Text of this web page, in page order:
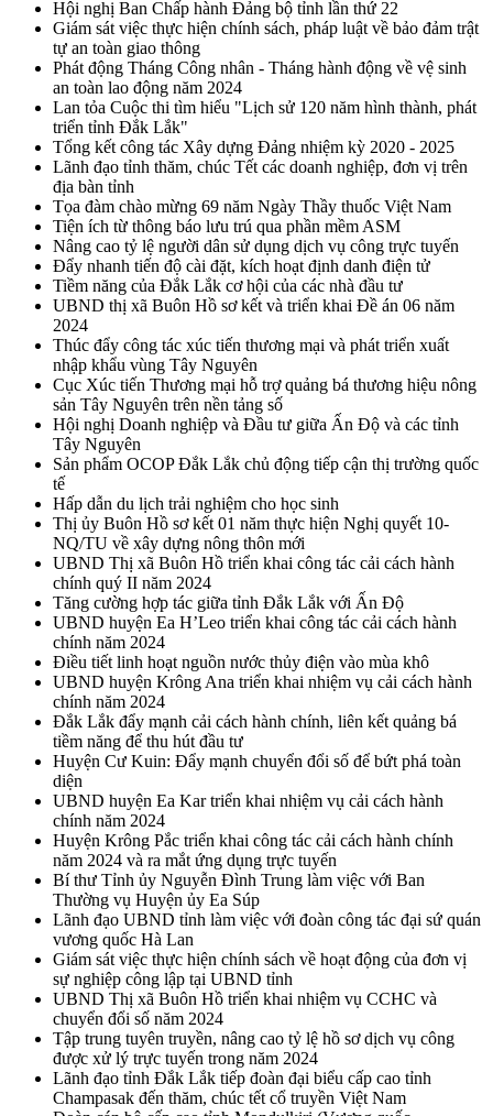
Hội nghị Ban Chấp hành Đảng bộ tỉnh lần thứ 22
Giám sát việc thực hiện chính sách, pháp luật về bảo đảm trật
tự an toàn giao thông
Phát động Tháng Công nhân - Tháng hành động về vệ sinh
an toàn lao động năm 2024
Lan tỏa Cuộc thi tìm hiểu "Lịch sử 120 năm hình thành, phát
triển tỉnh Đắk Lắk"
Tổng kết công tác Xây dựng Đảng nhiệm kỳ 2020 - 2025
Lãnh đạo tỉnh thăm, chúc Tết các doanh nghiệp, đơn vị trên
địa bàn tỉnh
Tọa đàm chào mừng 69 năm Ngày Thầy thuốc Việt Nam
Tiện ích từ thông báo lưu trú qua phần mềm ASM
Nâng cao tỷ lệ người dân sử dụng dịch vụ công trực tuyến
Đẩy nhanh tiến độ cài đặt, kích hoạt định danh điện tử
Tiềm năng của Đắk Lắk cơ hội của các nhà đầu tư
UBND thị xã Buôn Hồ sơ kết và triển khai Đề án 06 năm
2024
Thúc đẩy công tác xúc tiến thương mại và phát triển xuất
nhập khẩu vùng Tây Nguyên
Cục Xúc tiến Thương mại hỗ trợ quảng bá thương hiệu nông
sản Tây Nguyên trên nền tảng số
Hội nghị Doanh nghiệp và Đầu tư giữa Ấn Độ và các tỉnh
Tây Nguyên
Sản phẩm OCOP Đắk Lắk chủ động tiếp cận thị trường quốc
tế
Hấp dẫn du lịch trải nghiệm cho học sinh
Thị ủy Buôn Hồ sơ kết 01 năm thực hiện Nghị quyết 10-
NQ/TU về xây dựng nông thôn mới
UBND Thị xã Buôn Hồ triển khai công tác cải cách hành
chính quý II năm 2024
Tăng cường hợp tác giữa tỉnh Đắk Lắk với Ấn Độ
UBND huyện Ea H’Leo triển khai công tác cải cách hành
chính năm 2024
Điều tiết linh hoạt nguồn nước thủy điện vào mùa khô
UBND huyện Krông Ana triển khai nhiệm vụ cải cách hành
chính năm 2024
Đắk Lắk đẩy mạnh cải cách hành chính, liên kết quảng bá
tiềm năng để thu hút đầu tư
Huyện Cư Kuin: Đẩy mạnh chuyển đổi số để bứt phá toàn
diện
UBND huyện Ea Kar triển khai nhiệm vụ cải cách hành
chính năm 2024
Huyện Krông Pắc triển khai công tác cải cách hành chính
năm 2024 và ra mắt ứng dụng trực tuyến
Bí thư Tỉnh ủy Nguyễn Đình Trung làm việc với Ban
Thường vụ Huyện ủy Ea Súp
Lãnh đạo UBND tỉnh làm việc với đoàn công tác đại sứ quán
vương quốc Hà Lan
Giám sát việc thực hiện chính sách về hoạt động của đơn vị
sự nghiệp công lập tại UBND tỉnh
UBND Thị xã Buôn Hồ triển khai nhiệm vụ CCHC và
chuyển đổi số năm 2024
Tập trung tuyên truyền, nâng cao tỷ lệ hồ sơ dịch vụ công
được xử lý trực tuyến trong năm 2024
Lãnh đạo tỉnh Đắk Lắk tiếp đoàn đại biểu cấp cao tỉnh
Champasak đến thăm, chúc tết cổ truyền Việt Nam